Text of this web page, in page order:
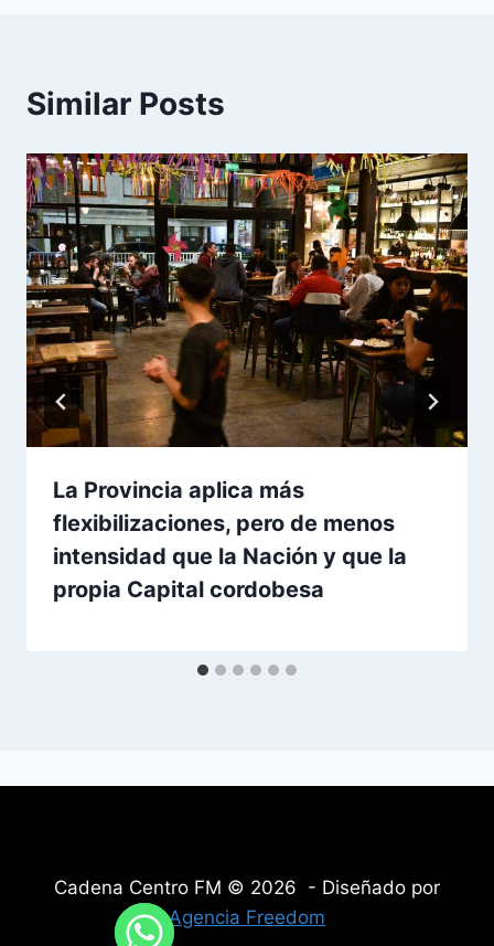
Similar Posts
La Provincia aplica más
flexibilizaciones, pero de menos
intensidad que la Nación y que la
propia Capital cordobesa
Cadena Centro FM © 2026 - Diseñado por
Agencia Freedom